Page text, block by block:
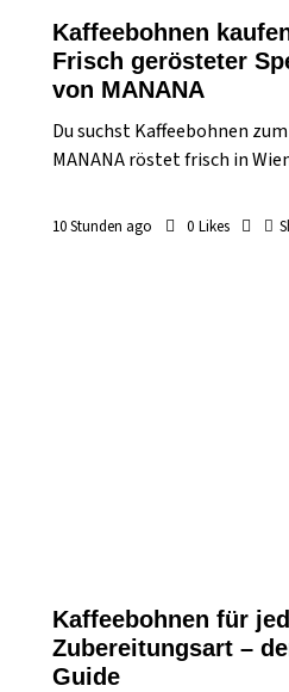
Kaffeebohnen
Frisch gerösteter
von MANANA
Du suchst Kaffeebohnen
MANANA röstet frisch in
10 Stunden ago 0 Likes
Kaffeebohnen für
Zubereitungsart –
Guide